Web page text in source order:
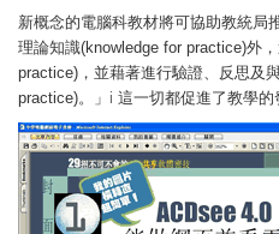
新概念的電腦科教材將可協助教統局
理論知識(knowledge for practice)外
practice)，並藉著進行驗證、反思及
practice)。」 i 這一切都促進了教學的